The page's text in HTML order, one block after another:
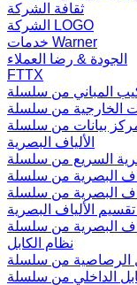
ثقافة الشركة
الشركة LOGO
خدمات Warner
الجودة & رضا العملاء
FTTX
الألياف البصرية
نظام الكابل